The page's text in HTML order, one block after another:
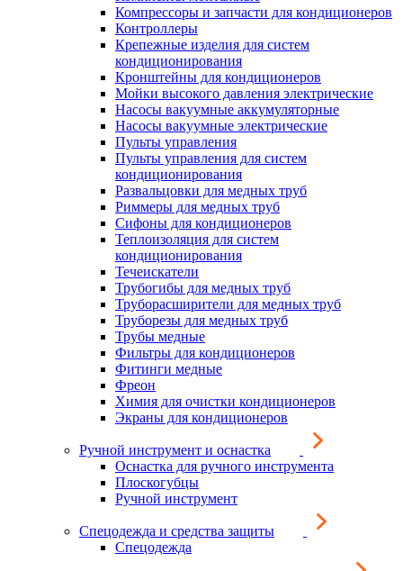
Компрессоры и запчасти для кондиционеров
Контроллеры
Крепежные изделия для систем
кондиционирования
Кронштейны для кондиционеров
Мойки высокого давления электрические
Насосы вакуумные аккумуляторные
Насосы вакуумные электрические
Пульты управления
Пульты управления для систем
кондиционирования
Развальцовки для медных труб
Риммеры для медных труб
Сифоны для кондиционеров
Теплоизоляция для систем
кондиционирования
Течеискатели
Трубогибы для медных труб
Труборасширители для медных труб
Труборезы для медных труб
Трубы медные
Фильтры для кондиционеров
Фитинги медные
Фреон
Химия для очистки кондиционеров
Экраны для кондиционеров
Ручной инструмент и оснастка
Оснастка для ручного инструмента
Плоскогубцы
Ручной инструмент
Спецодежда и средства защиты
Спецодежда